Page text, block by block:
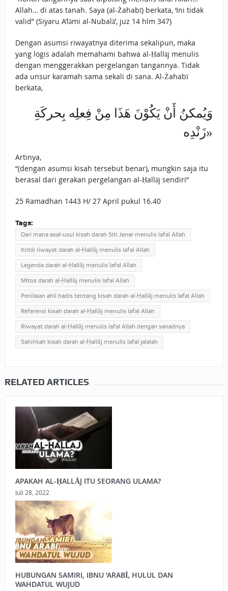
Allah… di atas tanah. Saya (al-Żahabī) berkata, ‘Ini tidak
valid” (Siyaru A’lāmi al-Nubalā’, juz 14 hlm 347)
Dengan asumsi riwayatnya diterima sekalipun, maka
yang logis adalah memahami bahwa al-Ḥallāj menulis
dengan menggerakkan pergelangan tangannya. Tidak
ada unsur karamah sama sekali di sana. Al-Żahabī
berkata,
وَيُمكنُ أَنْ يَكُوْنَ هَذَا مِنْ فِعلِه بِحركَةِ
زَنْدِه»
Artinya,
“(dengan asumsi kisah tersebut benar), mungkin saja itu
berasal dari gerakan pergelangan al-Ḥallāj sendiri”
25 Ramadhan 1443 H/ 27 April pukul 16.40
Tags:
Dari mana asal-usul kisah darah Siti Jenar menulis lafal Allah
Kritik riwayat darah al-Ḥallāj menulis lafal Allah
Legenda darah al-Ḥallāj menulis lafal Allah
Mitos darah al-Ḥallāj menulis lafal Allah
Penilaian ahli hadis tentang kisah darah al-Ḥallāj menulis lafal Allah
Referensi kisah darah al-Ḥallāj menulis lafal Allah
Riwayat darah al-Ḥallāj menulis lafal Allah dengan sanadnya
Sahihkah kisah darah al-Ḥallāj menulis lafal jalalah
RELATED ARTICLES
APAKAH AL-ḤALLĀJ ITU SEORANG ULAMA?
Juli 28, 2022
HUBUNGAN SAMIRI, IBNU ‘ARABĪ, HULUL DAN
WAHDATUL WUJUD